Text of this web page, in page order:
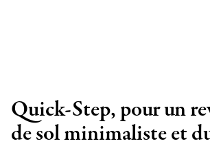
Quick-Step, pour un
de sol minimaliste et